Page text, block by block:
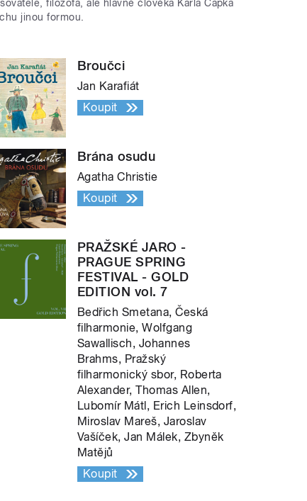
filozofa, ale hlavně člověka Karla Čapka
jinou formou.
Broučci
Jan Karafiát
Koupit
Brána osudu
Agatha Christie
Koupit
PRAŽSKÉ JARO -
PRAGUE SPRING
FESTIVAL - GOLD
EDITION vol. 7
Bedřich Smetana, Česká
filharmonie, Wolfgang
Sawallisch, Johannes
Brahms, Pražský
filharmonický sbor, Roberta
Alexander, Thomas Allen,
Lubomír Mátl, Erich Leinsdorf,
Miroslav Mareš, Jaroslav
Vašíček, Jan Málek, Zbyněk
Matějů
Koupit